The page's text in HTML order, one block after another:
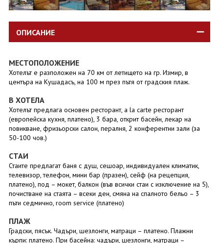
ОПИСАНИЕ
МЕСТОПОЛОЖЕНИЕ
Хотелът е разположен на 70 км от летището на гр. Измир, в
центъра на Кушадасъ, на 100 м през пътя от градския плаж.
В ХОТЕЛА
Хотелът предлага основен ресторант, a la carte ресторант
(европейска кухня, платено), 3 бара, открит басейн, лекар на
повикване, фризьорски салон, пералня, 2 конферентни зали (за
50-100 чов.)
СТАИ
Стаите предлагат баня с душ, сешоар, индивидуален климатик,
телевизор, телефон, мини бар (празен), сейф (на рецепция,
платено), под – мокет, балкон (във всички стаи с изключение на 5),
почистване на стаята – всеки ден, смяна на спалното бельо – 3
пъти седмично, room service (платено)
ПЛАЖ
Градски, пясък. Чадъри, шезлонги, матраци – платено. Плажни
кърпи: платено. При басейна: чадъри, шезлонги, матраци –